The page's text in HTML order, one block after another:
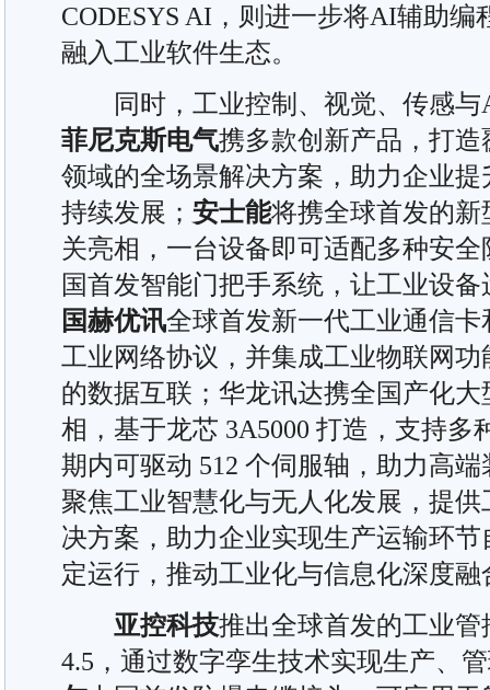
CODESYS AI，则进一步将AI辅助
融入工业软件生态。
同时，工业控制、视觉、传感与
菲尼克斯电气携多款创新产品，打
领域的全场景解决方案，助力企业
持续发展； 安士能将携全球首发的新
关亮相，一台设备即可适配多种安全
国首发智能门把手系统，让工业设
国赫优讯全球首发新一代工业通信
工业网络协议，并集成工业物联网
的数据互联；华龙讯达携全国产化大
相，基于龙芯 3A5000 打造，支持多
期内可驱动 512 个伺服轴，助力高
聚焦工业智慧化与无人化发展，提
决方案，助力企业实现生产运输环
定运行，推动工业化与信息化深度融
亚控科技推出全球首发的工业管
4.5，通过数字孪生技术实现生产、